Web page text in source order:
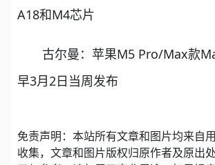
A18和M4芯片
古尔曼：苹果M5 Pro/Max款
早3月2日当周发布
免责声明：本站所有文章和图片均来自
收集，文章和图片版权归原作者及原出